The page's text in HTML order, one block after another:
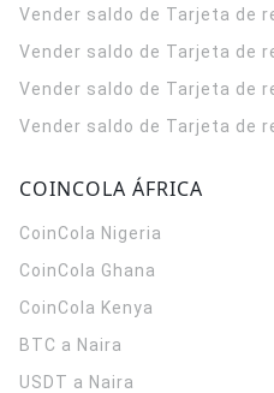
Vender saldo de Tarjeta de
Vender saldo de Tarjeta de
Vender saldo de Tarjeta de
Vender saldo de Tarjeta de
COINCOLA ÁFRICA
CoinCola Nigeria
CoinCola Ghana
CoinCola Kenya
BTC a Naira
USDT a Naira